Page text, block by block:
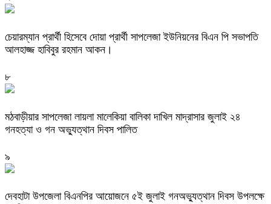
চেয়ারম্যান প্রার্থী হিসেবে দোয়া প্রার্থী সাপলেজা ইউনিয়নের বিএন পি সভাপতি
আলহাজ্জ হাবিবুর রহমান আকন।
৮
মঠবাড়ীয়ার সাপলেজা লায়লা মালেকিয়া বালিকা দাখিল মাদ্রাসার জুলাই ২৪
গনহত্যা ও গন অভ্যুত্থান দিবস পালিত
৯
দেবহাটা উপজেলা বিএনপির আয়োজনে ৫ই জুলাই গনঅভ্যুত্থান দিবস উপলক্ষে